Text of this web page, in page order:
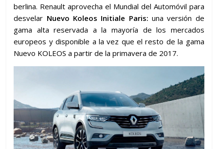
berlina. Renault aprovecha el Mundial del Automóvil para
desvelar Nuevo Koleos Initiale Paris: una versión de
gama alta reservada a la mayoría de los mercados
europeos y disponible a la vez que el resto de la gama
Nuevo KOLEOS a partir de la primavera de 2017.